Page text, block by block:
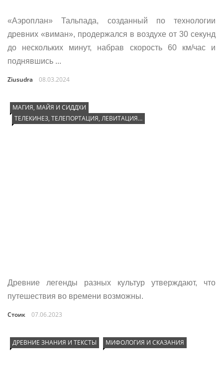
«Аэроплан» Тальпада, созданный по технологии
древних «виман», продержался в воздухе от 30 секунд
до нескольких минут, набрав скорость 60 км/час и
поднявшись ...
Ziusudra 08.03.2024
МАГИЯ, МАЙЯ И СИДДХИ
ТЕЛЕКИНЕЗ, ТЕЛЕПОРТАЦИЯ, ЛЕВИТАЦИЯ…
Древние легенды разных культур утверждают, что
путешествия во времени возможны.
Стоик 07.06.2023
ДРЕВНИЕ ЗНАНИЯ И ТЕКСТЫ МИФОЛОГИЯ И СКАЗАНИЯ